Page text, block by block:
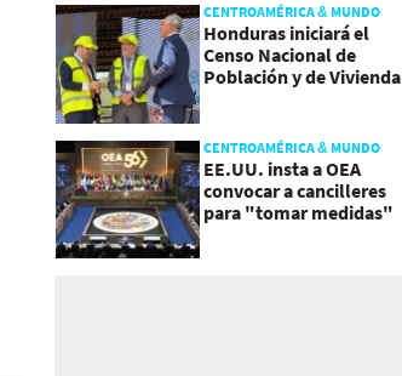
CENTROAMÉRICA & MUNDO
Honduras iniciará el
Censo Nacional de
Población y de Vivienda
CENTROAMÉRICA & MUNDO
EE.UU. insta a OEA
convocar a cancilleres
para "tomar medidas"